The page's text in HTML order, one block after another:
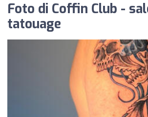
Foto di Coffin Club -
tatouage